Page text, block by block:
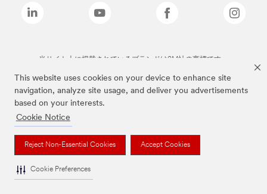
This website uses cookies on your device to enhance site
navigation, analyze site usage, and deliver you advertisements
based on your interests.
Cookie Notice
Reject Non-Essential Cookies Accept Cookies
Cookie Preferences
当サイト上に掲載されているブランドは3M社の商標です。